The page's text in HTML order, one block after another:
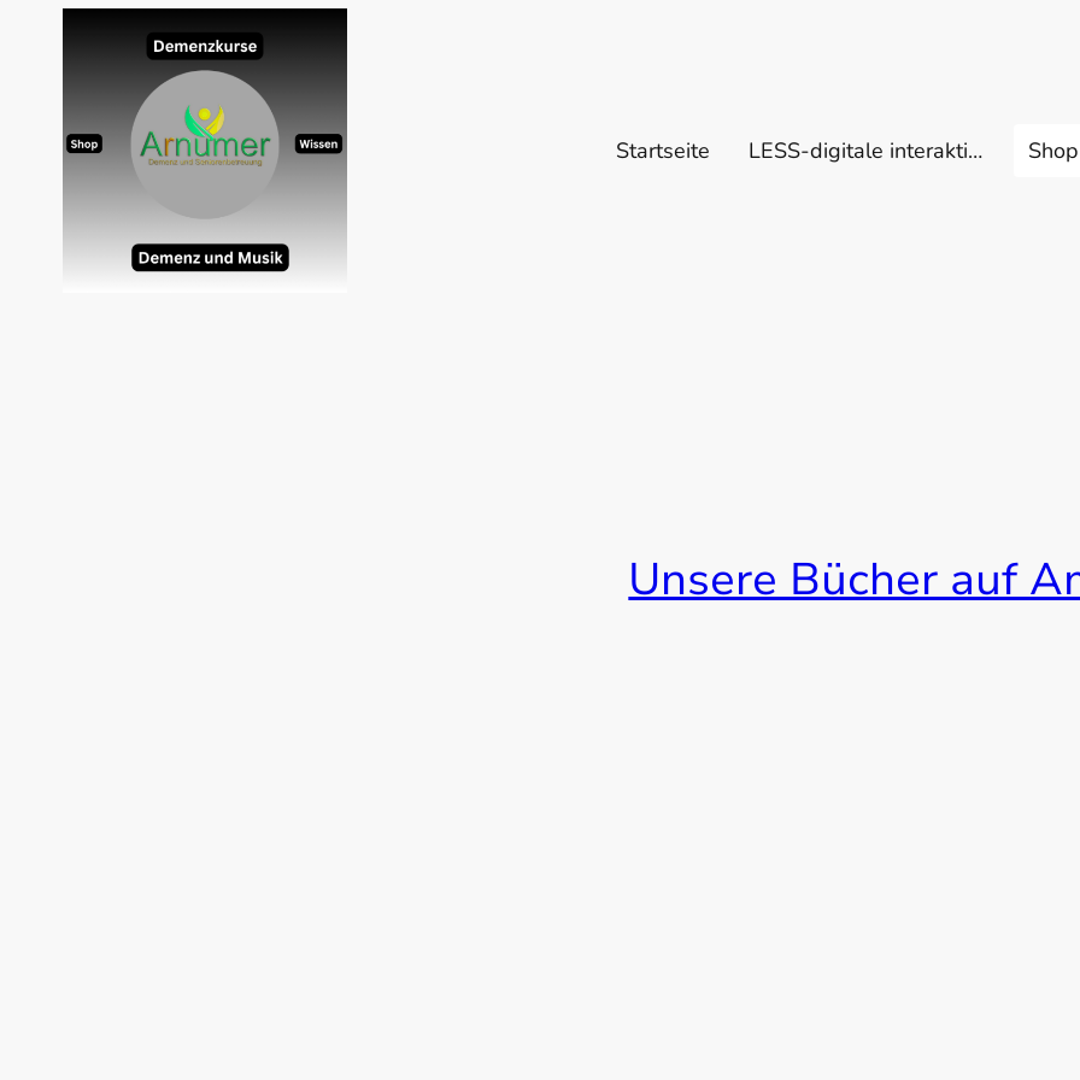
Startseite LESS-digitale interaktive Datenbank Shop
Unsere Bücher auf